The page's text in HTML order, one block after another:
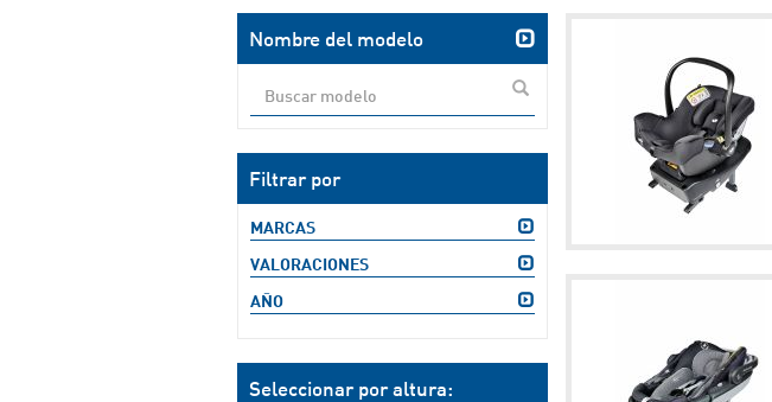
Nombre del modelo
Filtrar por
MARCAS
VALORACIONES
AÑO
Seleccionar por altura: